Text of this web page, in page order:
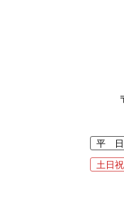
平 日
土日祝